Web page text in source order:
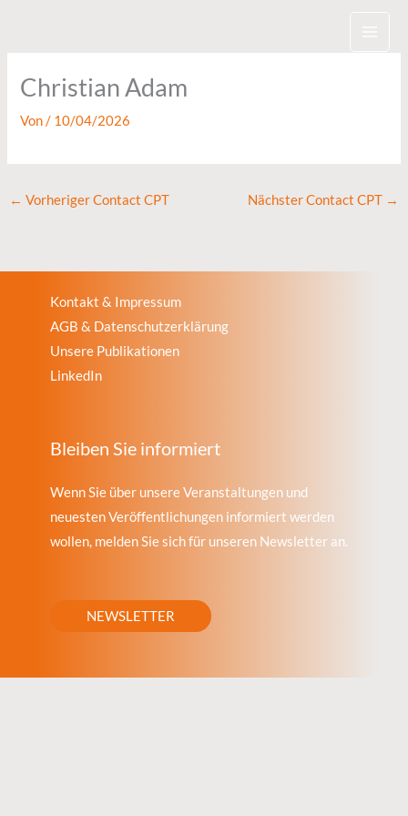
Christian Adam
Von/ 10/04/2026
← Vorheriger Contact CPT Nächster Contact CPT →
Kontakt & Impressum
AGB & Datenschutzerklärung
Unsere Publikationen
LinkedIn
Bleiben Sie informiert
Wenn Sie über unsere Veranstaltungen und
neuesten Veröffentlichungen informiert werden
wollen, melden Sie sich für unseren Newsletter an.
NEWSLETTER